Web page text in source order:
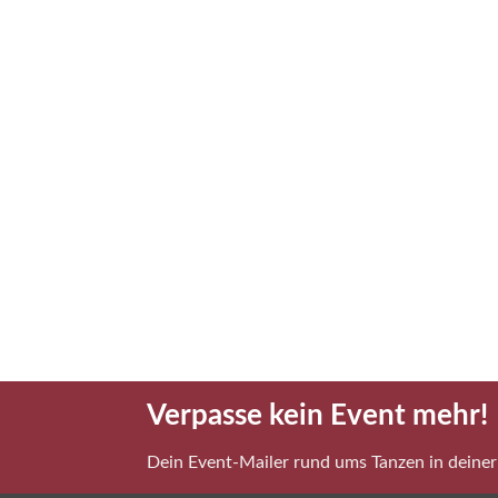
Verpasse kein Event mehr!
Dein Event-Mailer rund ums Tanzen in